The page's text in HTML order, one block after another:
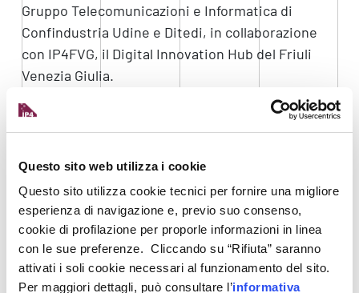
Questo sito web utilizza i cookie
Questo sito utilizza cookie tecnici per fornire una migliore
esperienza di navigazione e, previo suo consenso,
cookie di profilazione per proporle informazioni in linea
con le sue preferenze. Cliccando su “Rifiuta” saranno
attivati i soli cookie necessari al funzionamento del sito.
Per maggiori dettagli, può consultare l’informativa
Gruppo Telecomunicazioni e Informatica di
Confindustria Udine e Ditedi, in collaborazione
con IP4FVG, il Digital Innovation Hub del Friuli
Venezia Giulia.
“L’obiettivo non è parlare di mascherine, aperture
o chiusure – quello lo fanno già in tanti -, ma di
cambierà il mondo, il modo di lavorare e di stare
in ufficio -, con particolare riferimento alla
digitalizzazione. Non ci basta, infatti, dire che il
digitale ci ha aiutato a rimanere a galla durante
questo ‘incidente di percorso’: vogliamo capire
come ci possa aiutare a ripartire e a riprendere il